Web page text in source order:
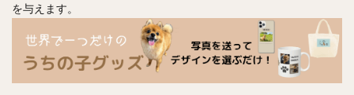
を与えます。